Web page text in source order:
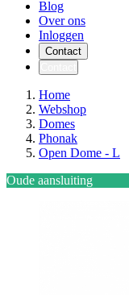
Blog
Over ons
Inloggen
Contact
Home
Webshop
Domes
Phonak
Open Dome - L
Oude aansluiting